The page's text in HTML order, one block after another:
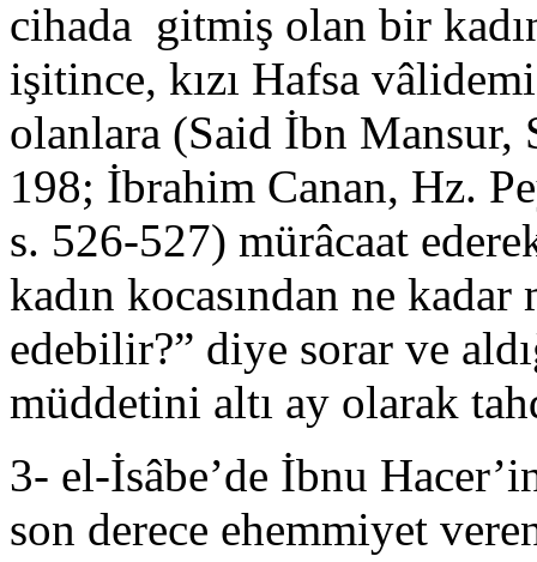
cihada gitmiş olan bir
işitince, kızı Hafsa
olanlara (Said İbn
198; İbrahim Canan, Hz.
s. 526-527) mürâcaat
kadın kocasından ne
edebilir?” diye sorar ve
müddetini altı ay olarak
3- el-İsâbe’de İbnu
son derece ehemmiyet